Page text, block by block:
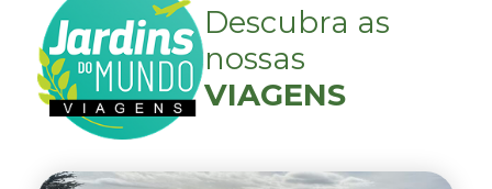
Descubra as
nossas
VIAGENS